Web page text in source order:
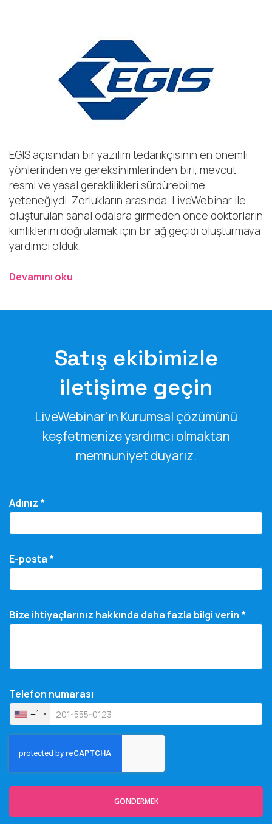
EGIS açısından bir yazılım tedarikçisinin en önemli
yönlerinden ve gereksinimlerinden biri, mevcut
resmi ve yasal gereklilikleri sürdürebilme
yeteneğiydi. Zorlukların arasında, LiveWebinar ile
oluşturulan sanal odalara girmeden önce doktorların
kimliklerini doğrulamak için bir ağ geçidi oluşturmaya
yardımcı olduk.
Devamını oku
Satış ekibimizle
iletişime geçin
LiveWebinar'ın Kurumsal çözümünü
keşfetmenize yardımcı olmaktan
memnuniyet duyarız.
Adınız *
E-posta *
Bize ihtiyaçlarınız hakkında daha fazla bilgi verin *
Telefon numarası
+1
GÖNDERMEK